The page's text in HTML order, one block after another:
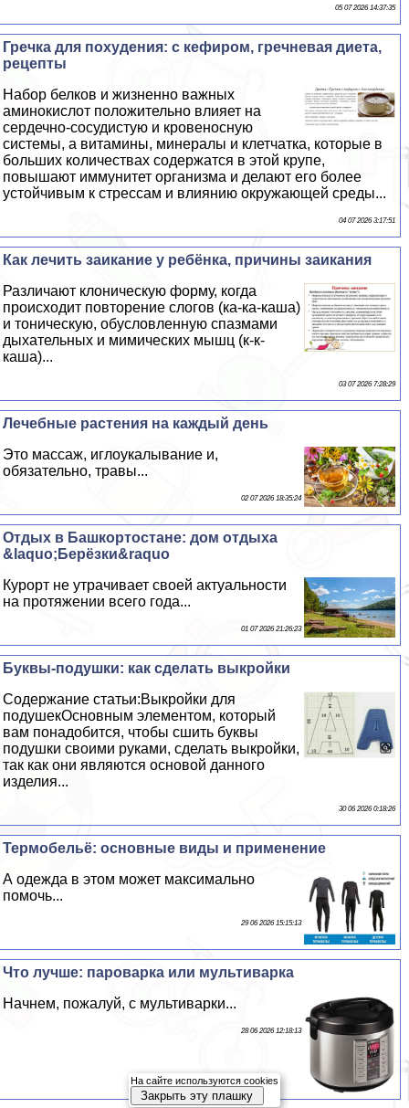
05 07 2026 14:37:35
Гречка для похудения: с кефиром, гречневая диета,
рецепты
Набор белков и жизненно важных
аминокислот положительно влияет на
сердечно-сосудистую и кровеносную
системы, а витамины, минералы и клетчатка, которые в
больших количествах содержатся в этой крупе,
повышают иммунитет организма и делают его более
устойчивым к стрессам и влиянию окружающей среды...
04 07 2026 3:17:51
Как лечить заикание у ребёнка, причины заикания
Различают клоническую форму, когда
происходит повторение слогов (ка-ка-каша)
и тоническую, обусловленную спазмами
дыхательных и мимических мышц (к-к-
каша)...
03 07 2026 7:28:29
Лечебные растения на каждый день
Это массаж, иглоукалывание и,
обязательно, травы...
02 07 2026 18:35:24
Отдых в Башкортостане: дом отдыха
&laquo;Берёзки&raquo
Курорт не утрачивает своей актуальности
на протяжении всего года...
01 07 2026 21:26:23
Буквы-подушки: как сделать выкройки
Содержание статьи:Выкройки для
подушекОсновным элементом, который
вам понадобится, чтобы сшить буквы
подушки своими руками, сделать выкройки,
так как они являются основой данного
изделия...
30 06 2026 0:18:26
Термобельё: основные виды и применение
А одежда в этом может максимально
помочь...
29 06 2026 15:15:13
Что лучше: пароварка или мультиварка
Начнем, пожалуй, с мультиварки...
28 06 2026 12:18:13
На сайте используются cookies
Закрыть эту плашку